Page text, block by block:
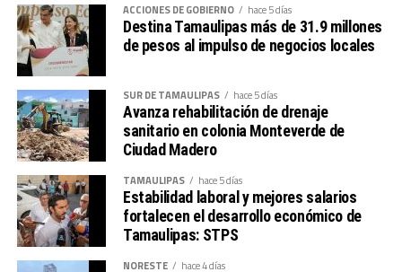
“Este convenio representa un gran avance para nuestra
administración, porque permite que el talento de las y
los estudiantes se traduzca en soluciones que generen
bienestar para Tampico y fortalezcan el desarrollo de
nuestra ciudad», expresó.
La presidenta municipal, acompañada por el director
general de la Autoridad del Centro Histórico, David
Granados Ramírez; y el director de Atención a la
Juventud, Luis Peraza Lacorte, explicó que TampIA
ofrecerá a visitantes y turistas una nueva forma de
descubrir la historia, el patrimonio, la gastronomía y los
ACCIONES DE GOBIERNO hace 5 días
Destina Tamaulipas más de 31.9 millones
de pesos al impulso de negocios locales
SUR DE TAMAULIPAS hace 5 días
Avanza rehabilitación de drenaje
sanitario en colonia Monteverde de
Ciudad Madero
TAMAULIPAS hace 5 días
Estabilidad laboral y mejores salarios
fortalecen el desarrollo económico de
Tamaulipas: STPS
NORESTE hace 4 días